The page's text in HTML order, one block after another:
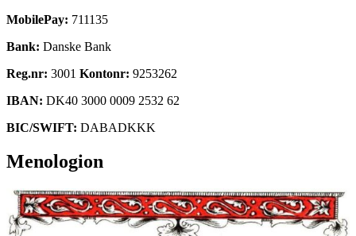
MobilePay: 711135
Bank: Danske Bank
Reg.nr: 3001 Kontonr: 9253262
IBAN: DK40 3000 0009 2532 62
BIC/SWIFT: DABADKKK
Menologion